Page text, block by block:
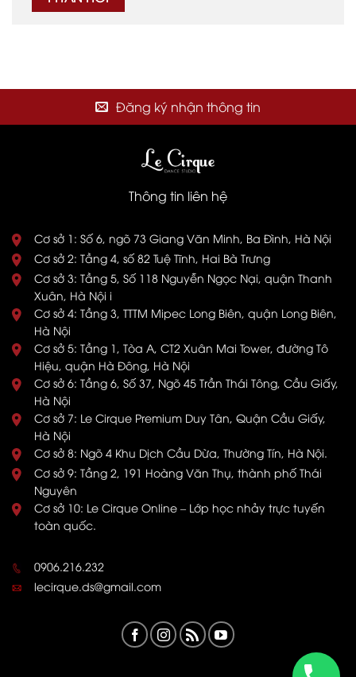
Đăng ký nhận thông tin
Thông tin liên hệ
Cơ sở 1: Số 6, ngõ 73 Giang Văn Minh, Ba Đình, Hà Nội
Cơ sở 2: Tầng 4, số 82 Tuệ Tĩnh, Hai Bà Trưng
Cơ sở 3: Tầng 5, Số 118 Nguyễn Ngọc Nại, quận Thanh
Xuân, Hà Nội i
Cơ sở 4: Tầng 3, TTTM Mipec Long Biên, quận Long Biên,
Hà Nội
Cơ sở 5: Tầng 1, Tòa A, CT2 Xuân Mai Tower, đường Tô
Hiệu, quận Hà Đông, Hà Nội
Cơ sở 6: Tầng 6, Số 37, Ngõ 45 Trần Thái Tông, Cầu Giấy,
Hà Nội
Cơ sở 7: Le Cirque Premium Duy Tân, Quận Cầu Giấy,
Hà Nội
Cơ sở 8: Ngõ 4 Khu Dịch Cầu Dừa, Thường Tín, Hà Nội.
Cơ sở 9: Tầng 2, 191 Hoàng Văn Thụ, thành phố Thái
Nguyên
Cơ sở 10: Le Cirque Online – Lớp học nhảy trực tuyến
toàn quốc.
0906.216.232
lecirque.ds@gmail.com